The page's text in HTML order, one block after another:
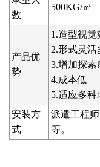
数
500KG/㎡
产品优
势
1.造型视觉
2.形式灵
3.增加探索
4.成本低
5.适应多种
安装方
式
派遣工程
等。